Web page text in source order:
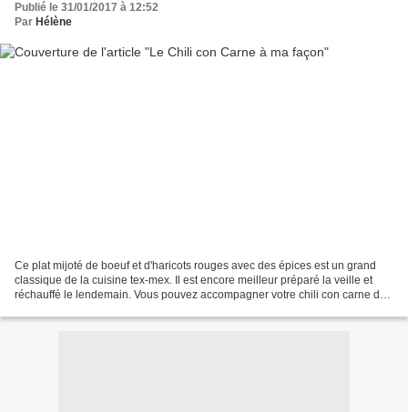
Publié le 31/01/2017 à 12:52
Par Hélène
Ce plat mijoté de boeuf et d'haricots rouges avec des épices est un grand
classique de la cuisine tex-mex. Il est encore meilleur préparé la veille et
réchauffé le lendemain. Vous pouvez accompagner votre chili con carne de